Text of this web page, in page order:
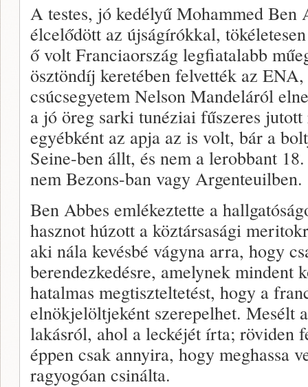
A testes, jó kedélyű Mohammed Ben
élcelődött az újságírókkal,
ő volt Franciaország legfiatalabb
ösztöndíj keretében felvették az
csúcsegyetem Nelson Mandeláról
a jó öreg sarki tunéziai fűszeres
egyébként az apja az is volt, bár a
Seine-ben állt, és nem a lerobbant
nem Bezons-ban vagy Argenteuilben.
Ben Abbes emlékeztette a
hasznot húzott a köztársasági
aki nála kevésbé vágyna arra, hogy
berendezkedésre, amelynek mindent
hatalmas megtiszteltetést, hogy a
elnökjelöltjeként szerepelhet. Mesélt
lakásról, ahol a leckéjét írta; röviden
éppen csak annyira, hogy meghassa
ragyogóan csinálta.